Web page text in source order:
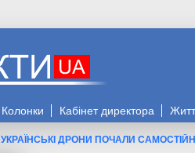
Колонки Кабінет директора
УКРАЇНСЬКІ ДРОНИ ПОЧАЛИ